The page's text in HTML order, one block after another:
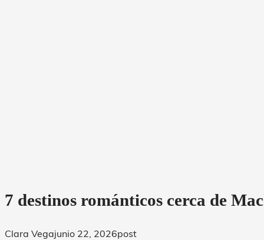
7 destinos románticos cerca de
Clara Vegajunio 22, 2026post